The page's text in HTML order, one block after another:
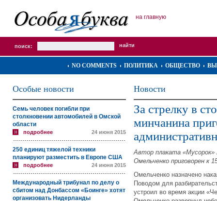
на главную
поиск:
NO COMMENTS ПОЛИТИКА ОБЩЕСТВО
Особые новости
Семь человек погибли при
столкновении автомобилей в Омской
области
подробнее 24 июня 2015
250 единиц тяжелой техники
планируют разместить в Европе США
подробнее 24 июня 2015
Международный трибунал по делу о
сбитом над Донбассом «Боинге» хотят
организовать Нидерланды
Новости
За стрелку в
минчанина
Автор плаката
Омельченко приговорен к
Омельченко назначено
Поводом для
устроил во время акции